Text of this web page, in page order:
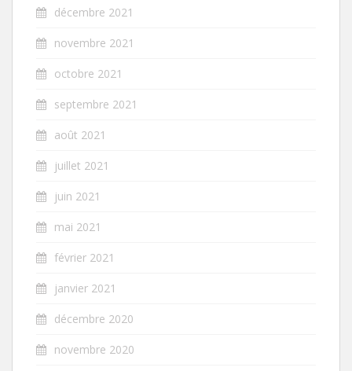
décembre 2021
novembre 2021
octobre 2021
septembre 2021
août 2021
juillet 2021
juin 2021
mai 2021
février 2021
janvier 2021
décembre 2020
novembre 2020